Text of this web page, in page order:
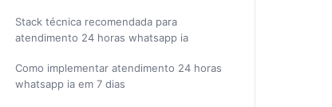
Stack técnica recomendada para
atendimento 24 horas whatsapp ia
Como implementar atendimento 24 horas
whatsapp ia em 7 dias